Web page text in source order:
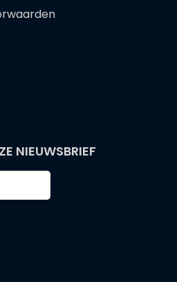
NIEUWSBRIEF